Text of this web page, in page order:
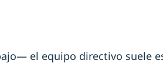
el equipo directivo suele